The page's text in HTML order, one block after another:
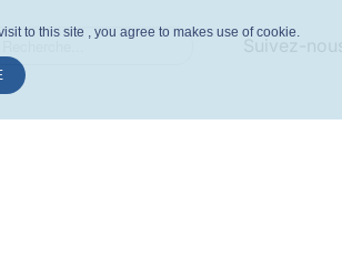
to this site , you agree to makes use of cookie.